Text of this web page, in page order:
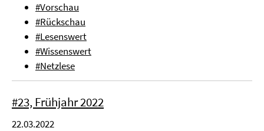
#Vorschau
#Rückschau
#Lesenswert
#Wissenswert
#Netzlese
#23, Frühjahr 2022
22.03.2022